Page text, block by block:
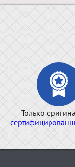
Только